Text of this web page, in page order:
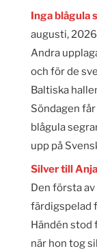
Inga blågula
augusti, 2026
Andra
och för de
Baltiska
Söndagen
blågula
upp på
Silver till
Den första
färdigspelad
Händén stod
när hon tog